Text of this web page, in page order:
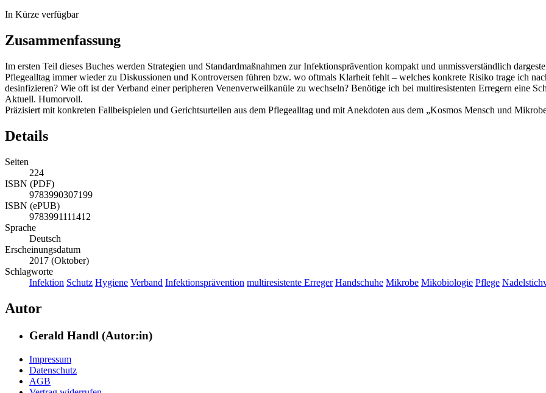
In Kürze verfügbar
Zusammenfassung
Im ersten Teil dieses Buches werden Strategien und Standardmaßnahmen zur Infektionsprävention kompakt und unmissverständlich
Pflegealltag immer wieder zu Diskussionen und Kontroversen führen bzw. wo oftmals Klarheit fehlt – welches konkrete Risiko trage ich
desinfizieren? Wie oft ist der Verband einer peripheren Venenverweilkanüle zu wechseln? Benötige ich bei multiresistenten Erregern eine
Aktuell. Humorvoll.
Präzisiert mit konkreten Fallbeispielen und Gerichtsurteilen aus dem Pflegealltag und mit Anekdoten aus dem „Kosmos Mensch und
Details
Seiten
224
ISBN (PDF)
9783990307199
ISBN (ePUB)
9783991111412
Sprache
Deutsch
Erscheinungsdatum
2017 (Oktober)
Schlagworte
Infektion Schutz Hygiene Verband Infektionsprävention multiresistente Erreger Handschuhe Mikrobe Mikobiologie Pflege
Autor
Gerald Handl (Autor:in)
Impressum
Datenschutz
AGB